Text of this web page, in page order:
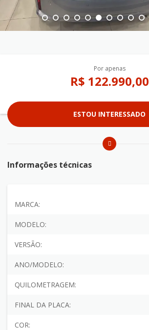
Por apenas
R$ 122.990,00
ESTOU INTERESSADO
Informações técnicas
MARCA:
MODELO:
VERSÃO:
ANO/MODELO:
QUILOMETRAGEM:
FINAL DA PLACA:
COR: